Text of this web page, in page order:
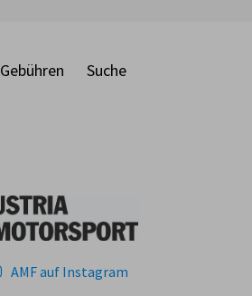
Gebühren Suche
AMF auf Instagram